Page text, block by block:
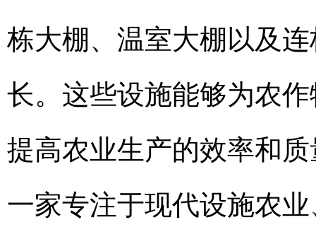
栋大棚、温室大棚以及
长。这些设施能够为农
提高农业生产的效率和
一家专注于现代设施农